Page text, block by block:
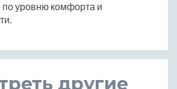
уровню комфорта и
другие